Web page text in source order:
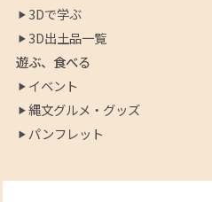
3Dで学ぶ
3D出土品一覧
遊ぶ、食べる
イベント
縄文グルメ・グッズ
パンフレット